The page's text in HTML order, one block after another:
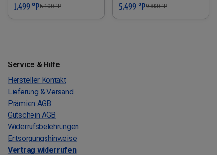
1.499 °P5.100°P 5.499 °P9.800°P
Service & Hilfe
Hersteller Kontakt
Lieferung & Versand
Prämien AGB
Gutschein AGB
Widerrufsbelehrungen
Entsorgungshinweise
Vertrag widerrufen